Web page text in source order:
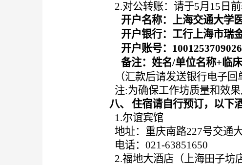
2.对公转账：请于5月 15 日
开户名称：上海交通大学
开户银行：工行上海市瑞
开户账号：
备注：姓名/单位名称+临
（汇款后请发送银行电子回
注:为确保工作坊质量和效
八、
住宿请自行预订，以下
1.尔谊宾馆
地址：重庆南路227号交通
电话： 021-63851650
2.福地大酒店（上海田子坊店